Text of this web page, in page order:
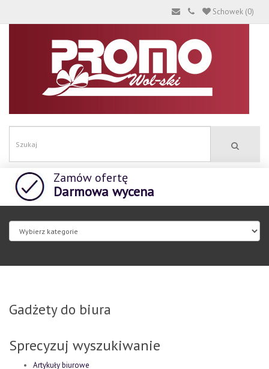
Schowek (0)
Zamów ofertę
Darmowa wycena
Gadżety do biura
Sprecyzuj wyszukiwanie
Artykuły biurowe